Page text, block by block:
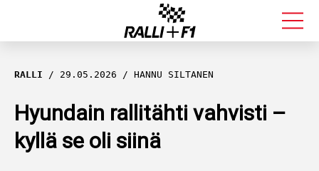
FORMULA 1
RALLI
KALLE ROVANPERÄ
RALLI 29.05.2026 HANNU SILTANEN
Hyundain rallitähti vahvisti –
kyllä se oli siinä